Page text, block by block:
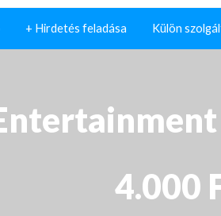
+ Hirdetés feladása Külön
4.000